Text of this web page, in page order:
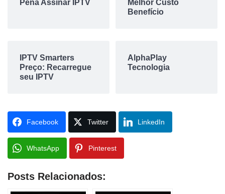
Pena Assinar IPTV
Melhor Custo
Benefício
IPTV Smarters
Preço: Recarregue
seu IPTV
AlphaPlay
Tecnologia
Facebook Twitter LinkedIn
WhatsApp Pinterest
Posts Relacionados: